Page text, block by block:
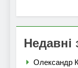
Недавні
Олександр